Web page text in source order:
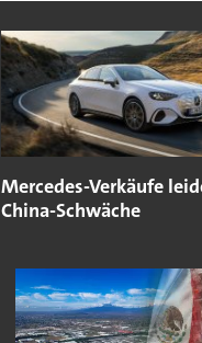
Mercedes-Verkäufe
China-Schwäche